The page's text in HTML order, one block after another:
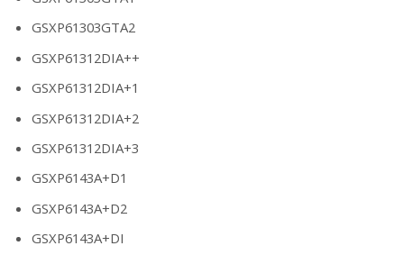
GSXP61303GTA2
GSXP61312DIA++
GSXP61312DIA+1
GSXP61312DIA+2
GSXP61312DIA+3
GSXP6143A+D1
GSXP6143A+D2
GSXP6143A+DI